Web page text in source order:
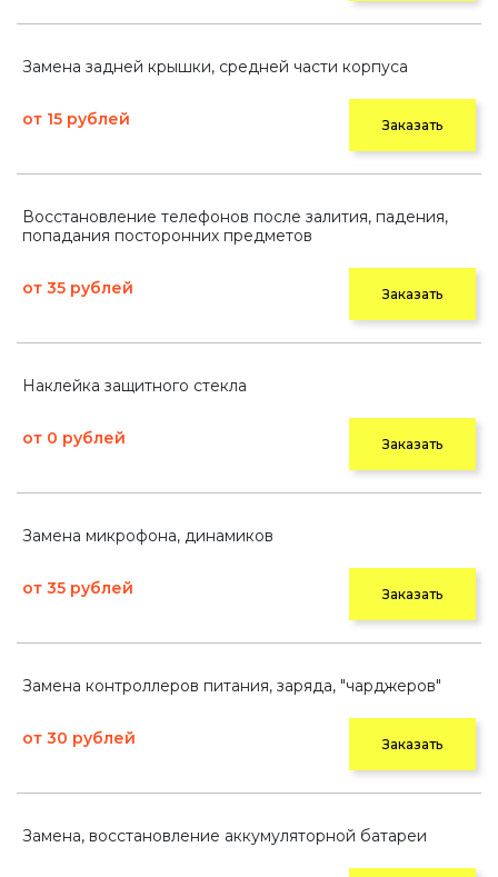
Замена задней крышки, средней части корпуса
от 15 рублей Заказать
Восстановление телефонов после залития, падения,
попадания посторонних предметов
от 35 рублей Заказать
Наклейка защитного стекла
от 0 рублей Заказать
Замена микрофона, динамиков
от 35 рублей Заказать
Замена контроллеров питания, заряда, "чарджеров"
от 30 рублей Заказать
Замена, восстановление аккумуляторной батареи